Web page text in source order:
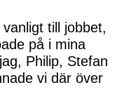
till jobbet,
på i mina
Philip, Stefan
vi där över